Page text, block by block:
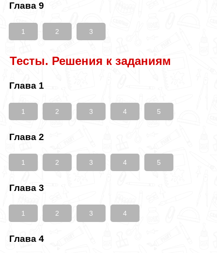
Глава 9
1 2 3
Тесты. Решения к заданиям
Глава 1
1 2 3 4 5
Глава 2
1 2 3 4 5
Глава 3
1 2 3 4
Глава 4